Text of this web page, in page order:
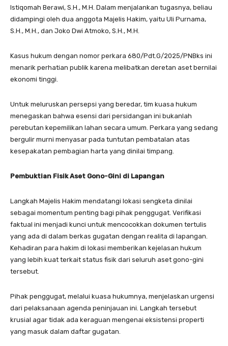
Istiqomah Berawi, S.H., M.H. Dalam menjalankan tugasnya, beliau
didampingi oleh dua anggota Majelis Hakim, yaitu Uli Purnama,
S.H., M.H., dan Joko Dwi Atmoko, S.H., M.H.
​Kasus hukum dengan nomor perkara 680/Pdt.G/2025/PNBks ini
menarik perhatian publik karena melibatkan deretan aset bernilai
ekonomi tinggi.
Untuk meluruskan persepsi yang beredar, tim kuasa hukum
menegaskan bahwa esensi dari persidangan ini bukanlah
perebutan kepemilikan lahan secara umum. Perkara yang sedang
bergulir murni menyasar pada tuntutan pembatalan atas
kesepakatan pembagian harta yang dinilai timpang.
Pembuktian Fisik Aset Gono-Gini di Lapangan
​Langkah Majelis Hakim mendatangi lokasi sengketa dinilai
sebagai momentum penting bagi pihak penggugat. Verifikasi
faktual ini menjadi kunci untuk mencocokkan dokumen tertulis
yang ada di dalam berkas gugatan dengan realita di lapangan.
Kehadiran para hakim di lokasi memberikan kejelasan hukum
yang lebih kuat terkait status fisik dari seluruh aset gono-gini
tersebut.
​Pihak penggugat, melalui kuasa hukumnya, menjelaskan urgensi
dari pelaksanaan agenda peninjauan ini. Langkah tersebut
krusial agar tidak ada keraguan mengenai eksistensi properti
yang masuk dalam daftar gugatan.